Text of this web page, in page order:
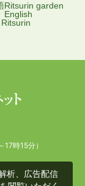
Ritsurin garden
English
時15分）
析、広告配信